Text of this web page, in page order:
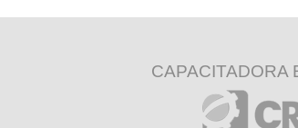
CAPACITADORA